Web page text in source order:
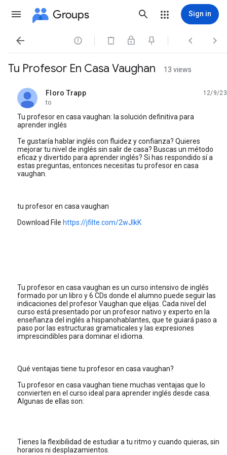
Groups Sign in
   
Tu Profesor En Casa Vaughan 13 views
Floro Trapp
unread,
12/9/23
to
Tu profesor en casa vaughan: la solución definitiva para
aprender inglés
Te gustaría hablar inglés con fluidez y confianza? Quieres
mejorar tu nivel de inglés sin salir de casa? Buscas un método
eficaz y divertido para aprender inglés? Si has respondido sí a
estas preguntas, entonces necesitas tu profesor en casa
vaughan.
tu profesor en casa vaughan
Download File https://jfilte.com/2wJlkK
Tu profesor en casa vaughan es un curso intensivo de inglés
formado por un libro y 6 CDs donde el alumno puede seguir las
indicaciones del profesor Vaughan que elijas. Cada nivel del
curso está presentado por un profesor nativo y experto en la
enseñanza del inglés a hispanohablantes, que te guiará paso a
paso por las estructuras gramaticales y las expresiones
imprescindibles para dominar el idioma.
Qué ventajas tiene tu profesor en casa vaughan?
Tu profesor en casa vaughan tiene muchas ventajas que lo
convierten en el curso ideal para aprender inglés desde casa.
Algunas de ellas son:
Tienes la flexibilidad de estudiar a tu ritmo y cuando quieras, sin
horarios ni desplazamientos.